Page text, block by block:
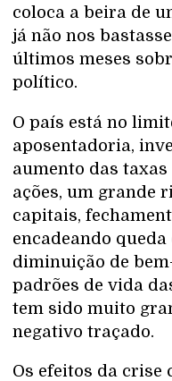
coloca a beira de
já não nos
últimos meses
político.
O país está no
aposentadoria,
aumento das
ações, um grande
capitais,
encadeando
diminuição de
padrões de vida
tem sido muito
negativo traçado.
Os efeitos da crise